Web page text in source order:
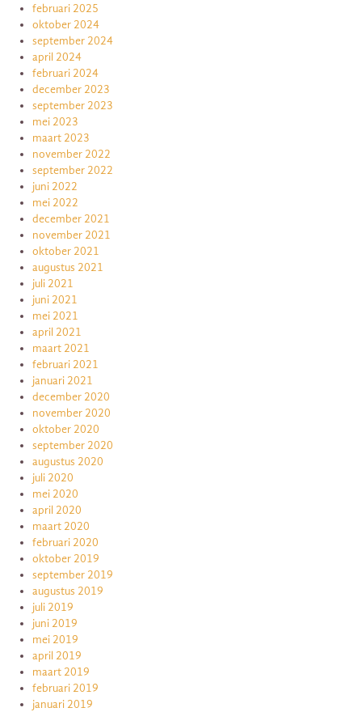
februari 2025
oktober 2024
september 2024
april 2024
februari 2024
december 2023
september 2023
mei 2023
maart 2023
november 2022
september 2022
juni 2022
mei 2022
december 2021
november 2021
oktober 2021
augustus 2021
juli 2021
juni 2021
mei 2021
april 2021
maart 2021
februari 2021
januari 2021
december 2020
november 2020
oktober 2020
september 2020
augustus 2020
juli 2020
mei 2020
april 2020
maart 2020
februari 2020
oktober 2019
september 2019
augustus 2019
juli 2019
juni 2019
mei 2019
april 2019
maart 2019
februari 2019
januari 2019